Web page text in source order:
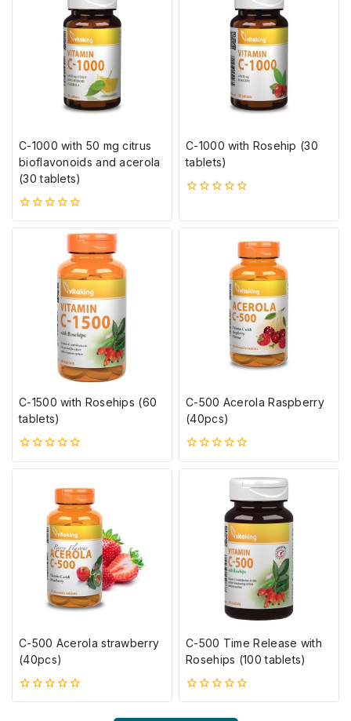
C-1000 with 50 mg citrus
bioflavonoids and acerola
(30 tablets)
0
5-
C-1000 with Rosehip (30
tablets)
ből
C-1500 with Rosehips (60
tablets)
0
5-
C-500 Acerola Raspberry
(40pcs)
0
5-
C-500 Acerola strawberry
(40pcs)
0
C-500 Time Release with
Rosehips (100 tablets)
0